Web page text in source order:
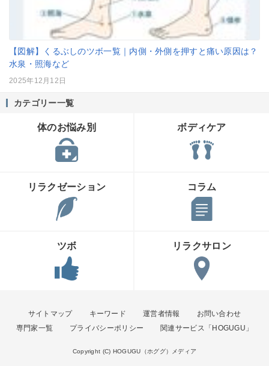
【図解】くるぶしのツボ一覧｜内側・外側を押すと痛い原因は？
水泉・照海など
2025年12月12日
カテゴリー一覧
体のお悩み別 ボディケア
リラクゼーション コラム
ツボ リラクサロン
サイトマップ キーワード 運営者情報
お問い合わせ
専門家一覧
プライバシーポリシー 関連サービス「HOGUGU」
Copyright (C) HOGUGU（ホググ）メディア